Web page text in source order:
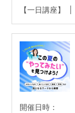
【一日講座】
開催日時：